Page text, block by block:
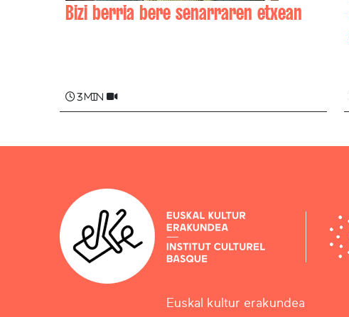
Bizi berria bere senarraren etxean
3 min
Euskal kultur erakundea